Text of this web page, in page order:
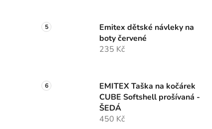
Emitex dětské návleky na
boty červené
235 Kč
EMITEX Taška na kočárek
CUBE Softshell prošívaná -
ŠEDÁ
450 Kč